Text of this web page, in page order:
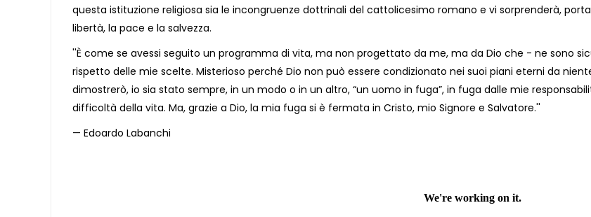
questa istituzione religiosa sia le incongruenze dottrinali del cattolicesimo romano e vi sorprenderà,
libertà, la pace e la salvezza.
''È come se avessi seguito un programma di vita, ma non progettato da me, ma da Dio che - ne sono
rispetto delle mie scelte. Misterioso perché Dio non può essere condizionato nei suoi piani eterni da
dimostrerò, io sia stato sempre, in un modo o in un altro, “un uomo in fuga”, in fuga dalle mie
difficoltà della vita. Ma, grazie a Dio, la mia fuga si è fermata in Cristo, mio Signore e Salvatore.''
— Edoardo Labanchi